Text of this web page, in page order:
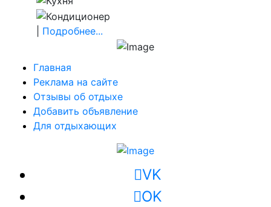
Подробнее...
Главная
Реклама на сайте
Отзывы об отдыхе
Добавить объявление
Для отдыхающих
VK
OK